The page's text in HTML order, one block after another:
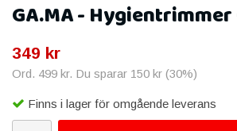
GA.MA - Hygientrimmer
349 kr
Ord. 499 kr. Du sparar 150 kr (30%)
Finns i lager för omgående leverans